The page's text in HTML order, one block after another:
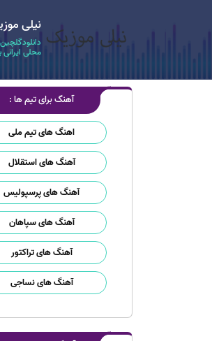
نیلی
محلی
آهنگ برای تیم ها :
اهنگ های تیم ملی
آهنگ های استقلال
آهنگ های پرسپولیس
آهنگ های سپاهان
آهنگ های تراکتور
آهنگ های نساجی